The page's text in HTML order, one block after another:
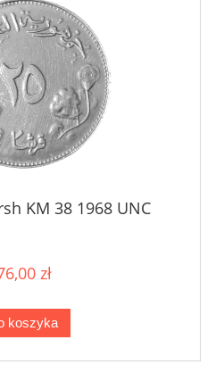
KM 38 1968 UNC
zł
koszyka